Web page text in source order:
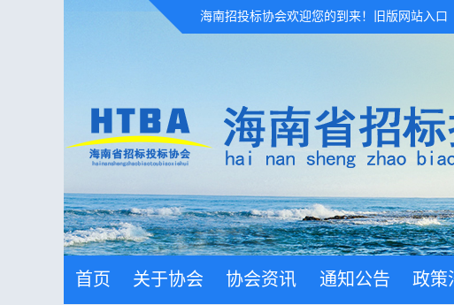
海南招投标协会欢迎您的到来！ 旧版网站入口
首页 关于协会 协会资讯 通知公告 政策